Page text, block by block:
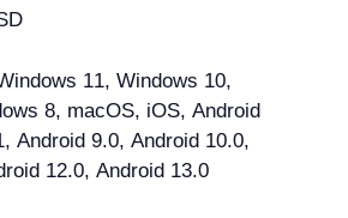
11, Windows 10,
8, macOS, iOS, Android
Android 9.0, Android 10.0,
12.0, Android 13.0